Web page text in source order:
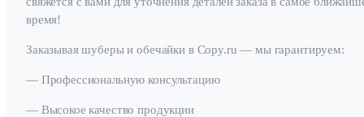
время!
Заказывая шуберы и обечайки в Copy.ru — мы гарантируем:
— Профессиональную консультацию
— Высокое качество продукции